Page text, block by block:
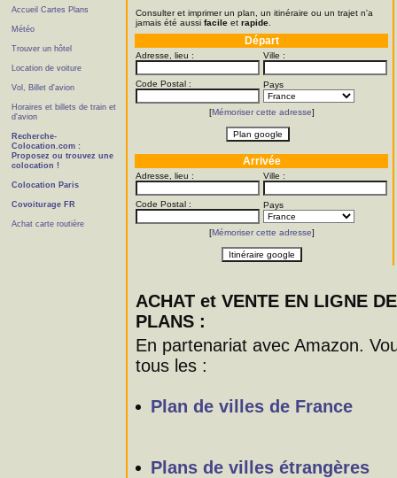
Accueil Cartes Plans
Météo
Trouver un hôtel
Location de voiture
Vol, Billet d'avion
Horaires et billets de train et
d'avion
Recherche-
Colocation.com :
Proposez ou trouvez une
colocation !
Colocation Paris
Covoiturage FR
Achat carte routière
Consulter et imprimer un plan, un itinéraire ou un trajet n'a
jamais été aussi facile et rapide
Départ
Adresse, lieu : Ville :
Code Postal : Pays
[Mémoriser cette adresse]
Arrivée
Adresse, lieu : Ville :
Code Postal : Pays
[Mémoriser cette adresse]
ACHAT et VENTE EN LIGNE
PLANS :
En partenariat avec Amazon.
tous les :
Plan de villes de France
Plans de villes étrangères